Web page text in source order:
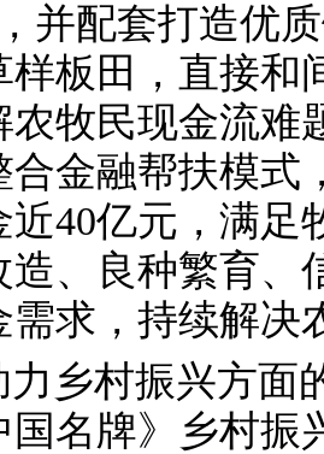
并配套打造优
样板田，直接和
农牧民现金流难
合金融帮扶模式
近40亿元，满足
造、良种繁育、
需求，持续解决
力乡村振兴方面
国名牌》乡村振